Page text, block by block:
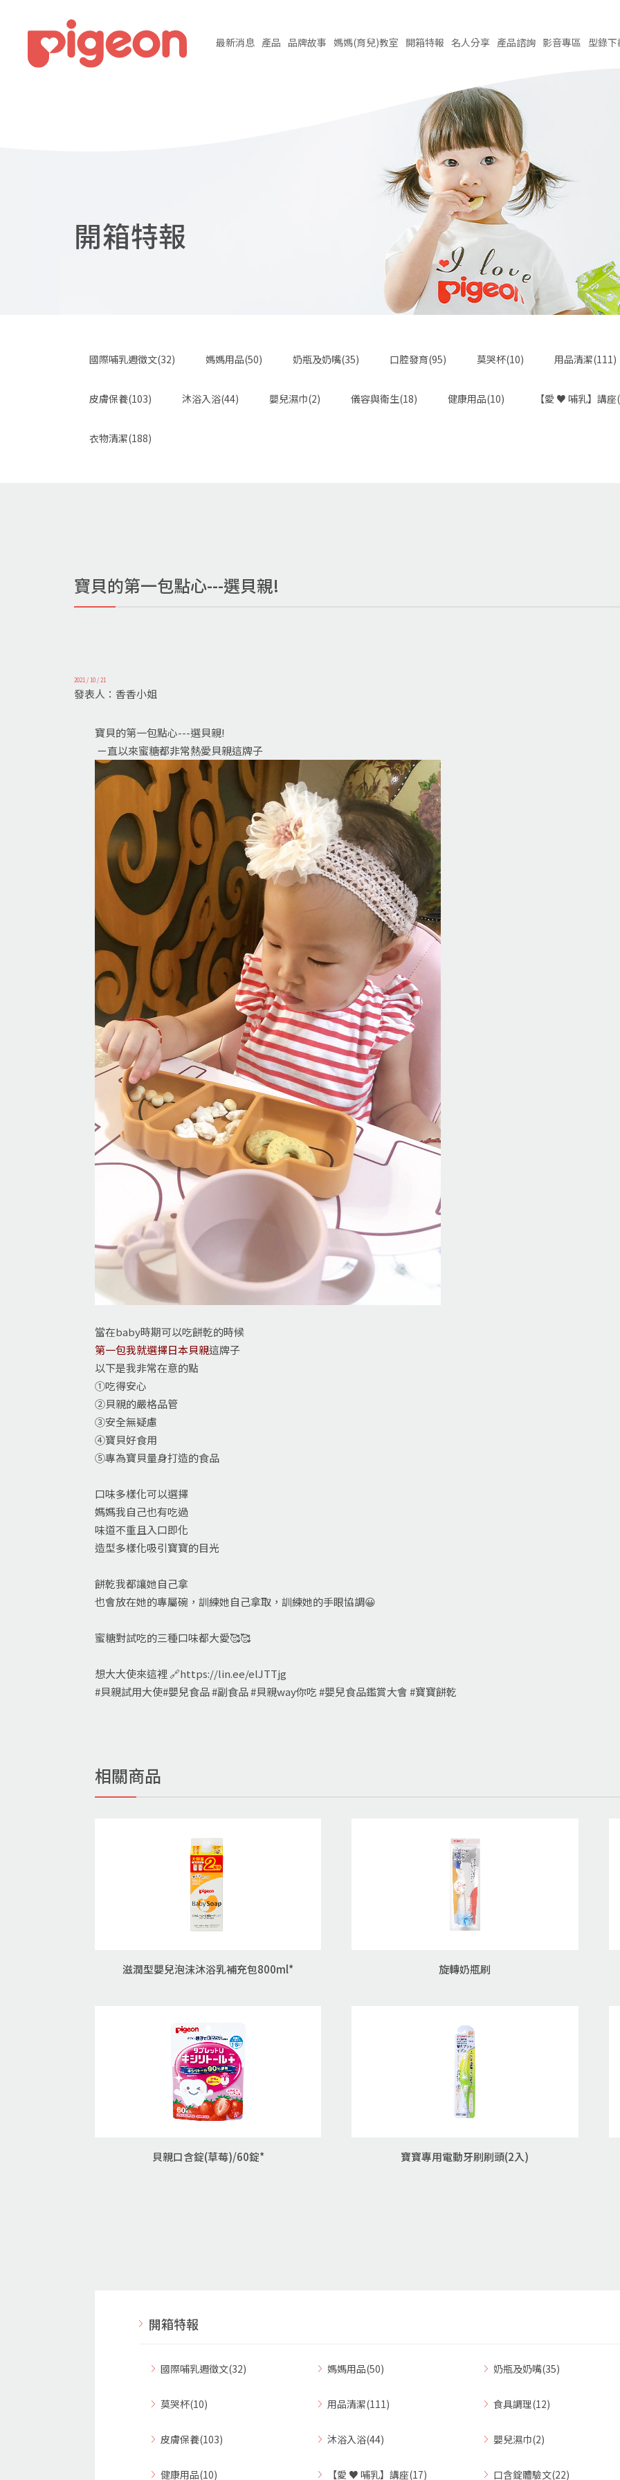
最新消息 產品 品牌故事 媽媽(育兒)教室 開箱特報 名人分享 產品諮詢 影音專區 型錄下
開箱特報
國際哺乳週徵文(32) 媽媽用品(50) 奶瓶及奶嘴(35) 口腔發育(95) 莫哭杯(10) 用品清潔(111)
皮膚保養(103) 沐浴入浴(44) 嬰兒濕巾(2) 儀容與衛生(18) 健康用品(10) 【愛 ♥ 哺乳】講座
衣物清潔(188)
寶貝的第一包點心---選貝親!
2021 / 10 / 21
發表人：香香小姐
寶貝的第一包點心---選貝親!
ㄧ直以來蜜糖都非常熱愛貝親這牌子
當在baby時期可以吃餅乾的時候
第一包我就選擇日本貝親這牌子
以下是我非常在意的點
①吃得安心
②貝親的嚴格品管
③安全無疑慮
④寶貝好食用
⑤專為寶貝量身打造的食品
口味多樣化可以選擇
媽媽我自己也有吃過
味道不重且入口即化
造型多樣化吸引寶寶的目光
餅乾我都讓她自己拿
也會放在她的專屬碗，訓練她自己拿取，訓練她的手眼協調😀
蜜糖對試吃的三種口味都大愛🥰🥰
想大大使來這裡 🔗https://lin.ee/elJTTjg
#貝親試用大使#嬰兒食品 #副食品 #貝親way你吃 #嬰兒食品鑑賞大會 #寶寶餅乾
相關商品
滋潤型嬰兒泡沫沐浴乳補充包800ml* 旋轉奶瓶刷
貝親口含錠(草莓)/60錠* 寶寶專用電動牙刷刷頭(2入)
開箱特報
國際哺乳週徵文(32) 媽媽用品(50) 奶瓶及奶嘴(35)
莫哭杯(10) 用品清潔(111) 食具調理(12)
皮膚保養(103) 沐浴入浴(44) 嬰兒濕巾(2)
健康用品(10) 【愛 ♥ 哺乳】講座(17) 口含錠體驗文(22)